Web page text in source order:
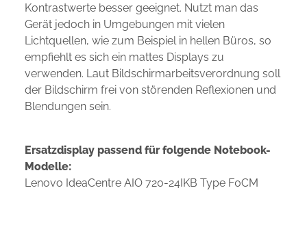
Kontrastwerte besser geeignet. Nutzt man das
Gerät jedoch in Umgebungen mit vielen
Lichtquellen, wie zum Beispiel in hellen Büros, so
empfiehlt es sich ein mattes Displays zu
verwenden. Laut Bildschirmarbeitsverordnung soll
der Bildschirm frei von störenden Reflexionen und
Blendungen sein.
Ersatzdisplay passend für folgende Notebook-
Modelle:
Lenovo IdeaCentre AIO 720-24IKB Type F0CM